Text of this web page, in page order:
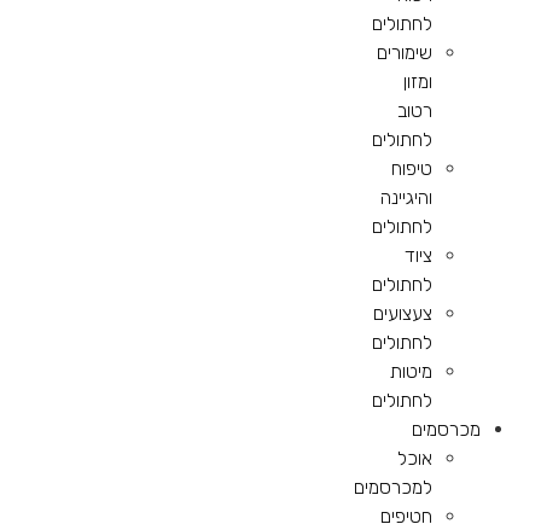
לחתולים
שימורים
ומזון
רטוב
לחתולים
טיפוח
והיגיינה
לחתולים
ציוד
לחתולים
צעצועים
לחתולים
מיטות
לחתולים
מכרסמים
אוכל
למכרסמים
חטיפים